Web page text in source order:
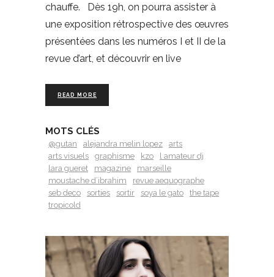
chauffe. Dès 19h, on pourra assister à
une exposition rétrospective des œuvres
présentées dans les numéros I et II de la
revue d’art, et découvrir en live
READ MORE
MOTS CLÉS
@gutan alejandra melin lopez
arts
arts visuels
graphisme kzo
l amateur dj
lara gueret
magazine
marseille
moustache d’ibrahim
revue aequographe
seb deco
sorties sortir soya le gato
the tape
tropicold